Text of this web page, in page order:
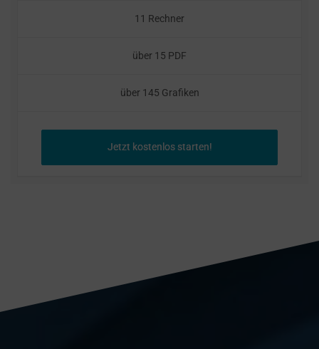
11 Rechner
über 15 PDF
über 145 Grafiken
Jetzt kostenlos starten!